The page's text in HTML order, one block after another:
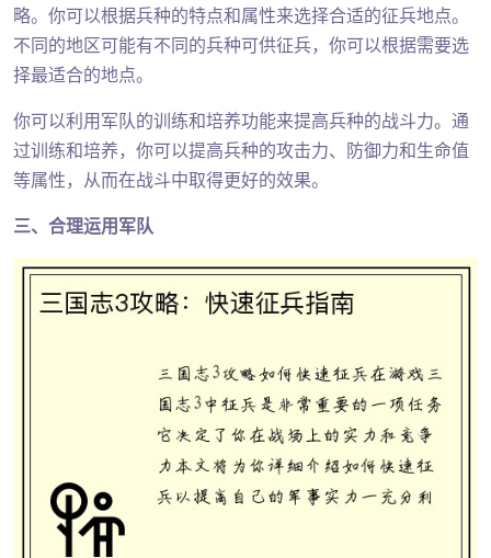
略。你可以根据兵种的特点和属性来选择合适的征兵地点。
不同的地区可能有不同的兵种可供征兵，你可以根据需要选
择最适合的地点。
你可以利用军队的训练和培养功能来提高兵种的战斗力。通
过训练和培养，你可以提高兵种的攻击力、防御力和生命值
等属性，从而在战斗中取得更好的效果。
三、合理运用军队